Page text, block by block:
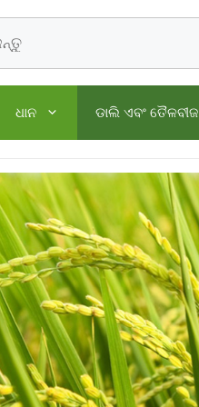
ଧାନ ଡାଲି ଏବଂ ତୈଳବୀଜ